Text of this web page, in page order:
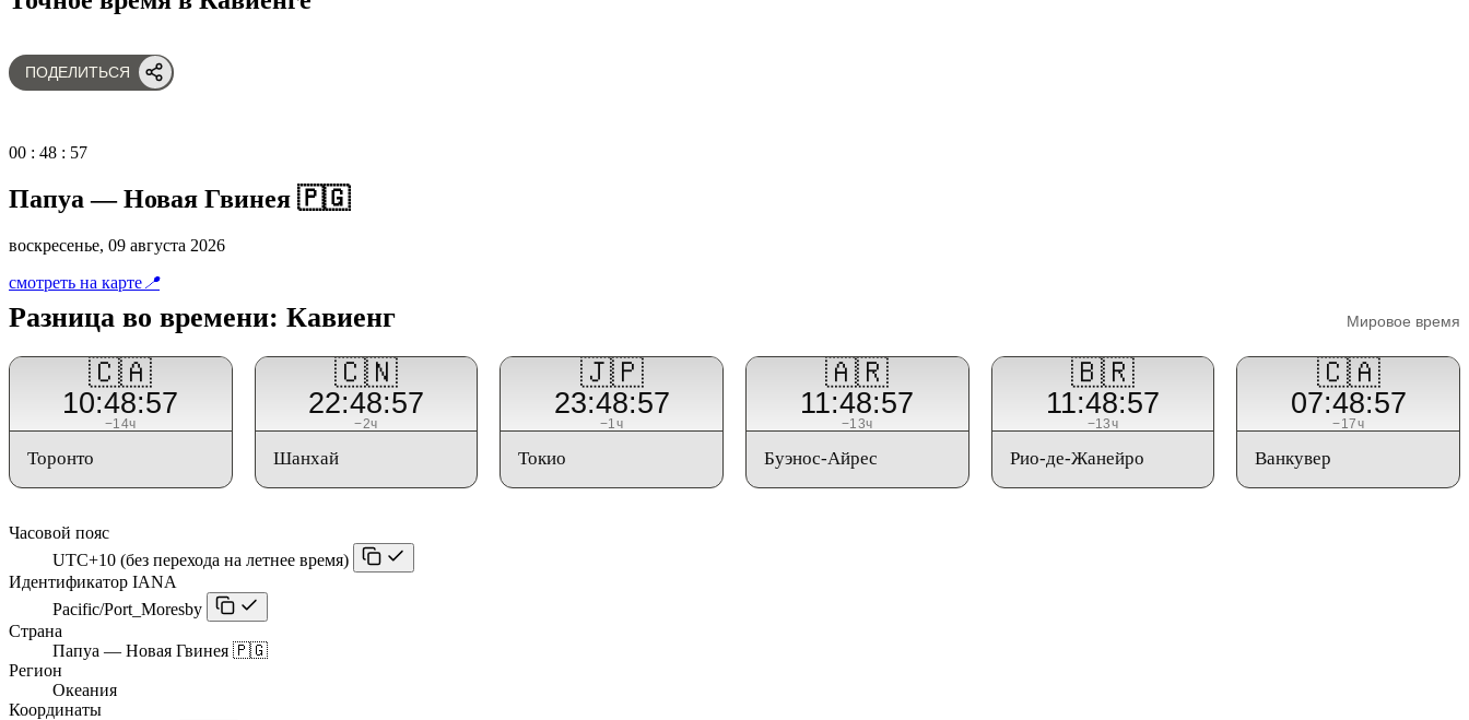
ПОДЕЛИТЬСЯ
00 : 48 : 57
Папуа — Новая Гвинея 🇵🇬
воскресенье, 09 августа 2026
смотреть на карте 📍
Разница во времени: Кавиенг Мировое время
🇨🇦
10:48:57
−14ч
Торонто
🇨🇳
22:48:57
−2ч
Шанхай
🇯🇵
23:48:57
−1ч
Токио
🇦🇷
11:48:57
−13ч
Буэнос-Айрес
🇧🇷
11:48:57
−13ч
Рио-де-Жанейро
🇨🇦
07:48:57
−17ч
Ванкувер
Часовой пояс
UTC+10 (без перехода на летнее время)
Идентификатор IANA
Pacific/Port_Moresby
Страна
Папуа — Новая Гвинея 🇵🇬
Регион
Океания
Координаты